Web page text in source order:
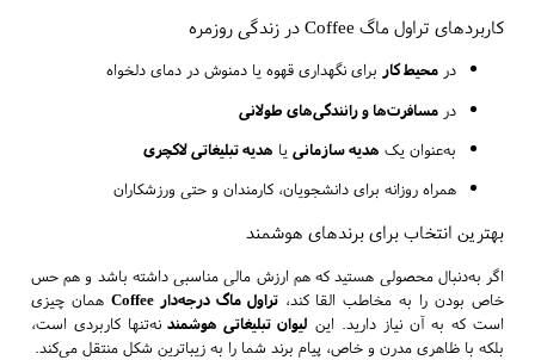
کاربردهای تراول ماگ Coffee در زندگی روزمره
در محیط کار برای نگهداری قهوه یا دمنوش در دمای دلخواه
در مسافرت‌ها و رانندگی‌های طولانی
به‌عنوان یک هدیه سازمانییا هدیه تبلیغاتی لاکچری
همراه روزانه برای دانشجویان، کارمندان و حتی ورزشکاران
بهترین انتخاب برای برندهای هوشمند
اگر به‌دنبال محصولی هستید که هم ارزش مالی مناسبی داشته باشد و هم حس
خاص بودن را به مخاطب القا کند،تراول ماگ درجه‌دار Coffee
همان چیزی
است که به آن نیاز دارید. این لیوان تبلیغاتی هوشمندنه‌تنها کاربردی است،
بلکه با ظاهری مدرن و خاص، پیام برند شما را به زیباترین شکل منتقل می‌کند.